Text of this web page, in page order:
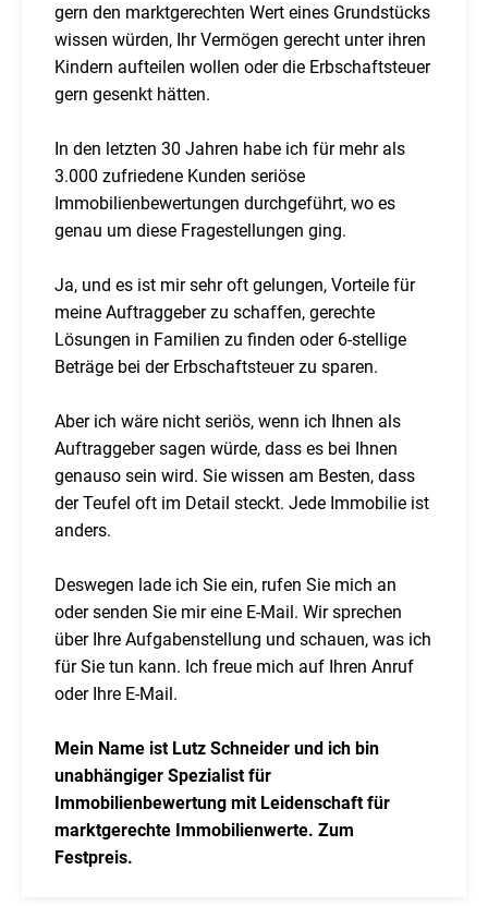
gern den marktgerechten Wert eines Grundstücks
wissen würden, Ihr Vermögen gerecht unter ihren
Kindern aufteilen wollen oder die Erbschaftsteuer
gern gesenkt hätten.
In den letzten 30 Jahren habe ich für mehr als
3.000 zufriedene Kunden seriöse
Immobilienbewertungen durchgeführt, wo es
genau um diese Fragestellungen ging.
Ja, und es ist mir sehr oft gelungen, Vorteile für
meine Auftraggeber zu schaffen, gerechte
Lösungen in Familien zu finden oder 6-stellige
Beträge bei der Erbschaftsteuer zu sparen.
Aber ich wäre nicht seriös, wenn ich Ihnen als
Auftraggeber sagen würde, dass es bei Ihnen
genauso sein wird. Sie wissen am Besten, dass
der Teufel oft im Detail steckt. Jede Immobilie ist
anders.
Deswegen lade ich Sie ein, rufen Sie mich an
oder senden Sie mir eine E-Mail. Wir sprechen
über Ihre Aufgabenstellung und schauen, was ich
für Sie tun kann. Ich freue mich auf Ihren Anruf
oder Ihre E-Mail.
Mein Name ist Lutz Schneider und ich bin
unabhängiger Spezialist für
Immobilienbewertung mit Leidenschaft für
marktgerechte Immobilienwerte. Zum
Festpreis.